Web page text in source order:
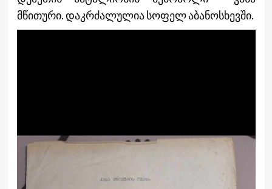
მწითური. დაკრძალულია სოფელ აბანოსხევში.